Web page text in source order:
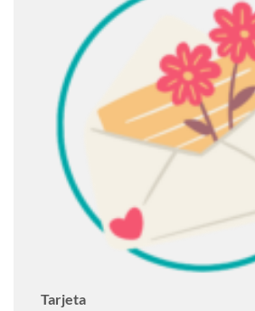
Tarjeta